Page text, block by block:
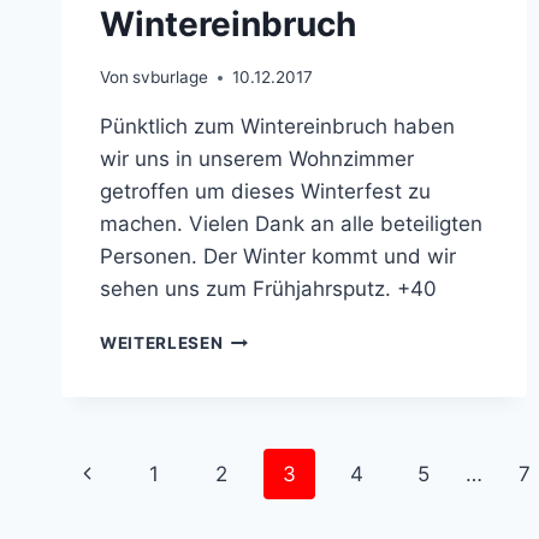
Wintereinbruch
Von svburlage 10.12.2017
Pünktlich zum Wintereinbruch haben
wir uns in unserem Wohnzimmer
getroffen um dieses Winterfest zu
machen. Vielen Dank an alle beteiligten
Personen. Der Winter kommt und wir
sehen uns zum Frühjahrsputz. +40
WEITERLESEN WINTEREINBRUCH
Seitennavigation
Vorherige
1 2 3 4 5 … 7